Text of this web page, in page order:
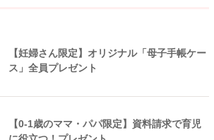
【妊婦さん限定】オリジナル「母子手帳ケー
ス」全員プレゼント
【0-1歳のママ・パパ限定】資料請求で育児